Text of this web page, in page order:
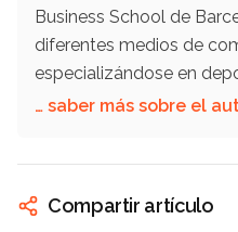
Business School de
diferentes medios de
especializándose en
… saber más sobre el
Compartir artículo